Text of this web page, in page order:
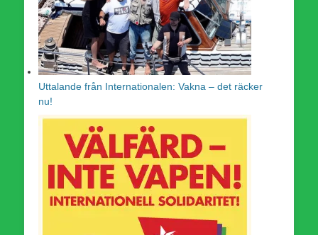
Uttalande från Internationalen: Vakna – det räcker
nu!